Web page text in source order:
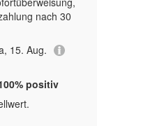
nach 30
15. Aug.
positiv